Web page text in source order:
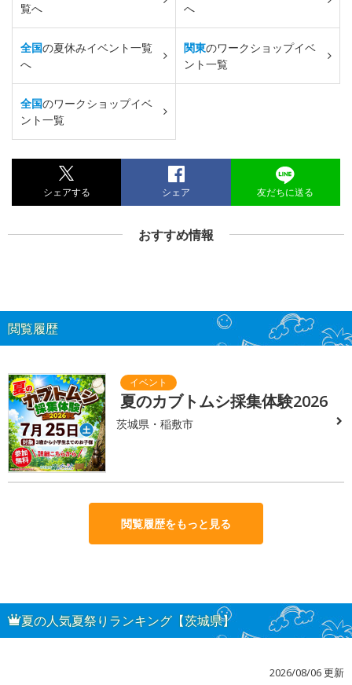
覧へ へ
全国の夏休みイベント一覧
へ
関東のワークショップイベ
ント一覧
全国のワークショップイベ
ント一覧
シェアする シェア 友だちに送る
おすすめ情報
閲覧履歴
夏のカブトムシ採集体験2026
茨城県・稲敷市
閲覧履歴をもっと見る
夏の人気夏祭りランキング【茨城県】
2026/08/06 更新